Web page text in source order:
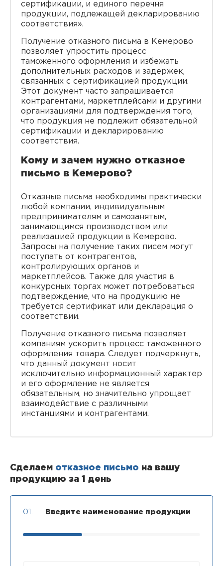
сертификации, и единого перечня
продукции, подлежащей декларированию
соответствия».
Получение отказного письма в Кемерово
позволяет упростить процесс
таможенного оформления и избежать
дополнительных расходов и задержек,
связанных с сертификацией продукции.
Этот документ часто запрашивается
контрагентами, маркетплейсами и другими
организациями для подтверждения того,
что продукция не подлежит обязательной
сертификации и декларированию
соответствия.
Кому и зачем нужно отказное
письмо в Кемерово?
Отказные письма необходимы практически
любой компании, индивидуальным
предпринимателям и самозанятым,
занимающимся производством или
реализацией продукции в Кемерово.
Запросы на получение таких писем могут
поступать от контрагентов,
контролирующих органов и
маркетплейсов. Также для участия в
конкурсных торгах может потребоваться
подтверждение, что на продукцию не
требуется сертификат или декларация о
соответствии.
Получение отказного письма позволяет
компаниям ускорить процесс таможенного
оформления товара. Следует подчеркнуть,
что данный документ носит
исключительно информационный характер
и его оформление не является
обязательным, но значительно упрощает
взаимодействие с различными
инстанциями и контрагентами.
Сделаем отказное письмо на вашу
продукцию за 1 день
01. Введите наименование продукции